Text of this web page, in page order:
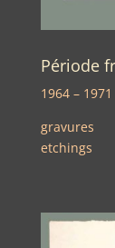
Période
1964 – 1971
gravures
etchings